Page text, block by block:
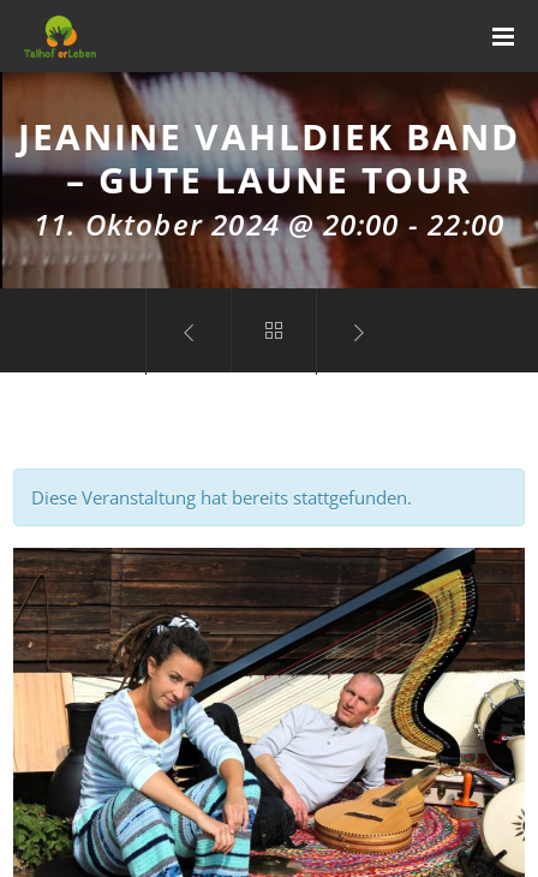
JEANINE VAHLDIEK BAND
– GUTE LAUNE TOUR
11. Oktober 2024 @ 20:00 -22:00
Diese Veranstaltung hat bereits stattgefunden.